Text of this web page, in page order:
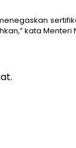
menegaskan
kata Menteri